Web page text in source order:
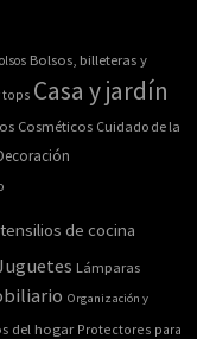
Bolsos, billeteras y
tops Casa y jardín
Cosméticos Cuidado de la
de cocina
Lámparas
Organización y
del hogar Protectores para